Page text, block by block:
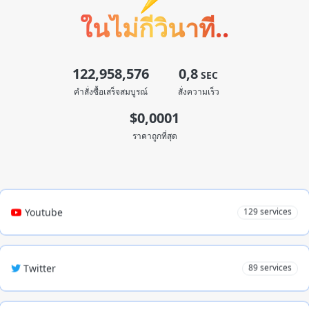
ในไม่กี่วินาที..
122,958,576
คำสั่งซื้อเสร็จสมบูรณ์
0,8 SEC
สั่งความเร็ว
$0,0001
ราคาถูกที่สุด
Youtube 129 services
Twitter 89 services
Facebook 64 services